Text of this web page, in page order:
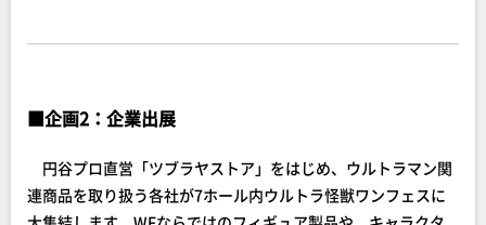
■企画2：企業出展
円谷プロ直営「ツブラヤストア」をはじめ、ウルトラマン関
連商品を取り扱う各社が7ホール内ウルトラ怪獣ワンフェスに